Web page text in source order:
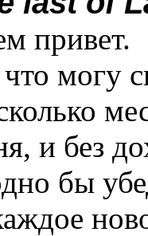
привет.
могу
и без
бы